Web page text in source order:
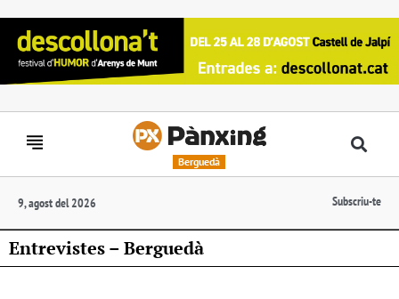
Berguedà
9, agost del 2026 Subscriu-te
Entrevistes – Berguedà